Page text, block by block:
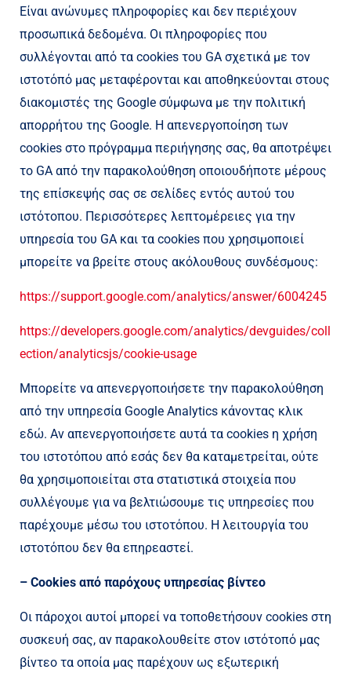
Είναι ανώνυμες πληροφορίες και δεν περιέχουν
προσωπικά δεδομένα. Οι πληροφορίες που
συλλέγονται από τα cookies του GA σχετικά με τον
ιστοτόπό μας μεταφέρονται και αποθηκεύονται στους
διακομιστές της Google σύμφωνα με την πολιτική
απορρήτου της Google. Η απενεργοποίηση των
cookies στο πρόγραμμα περιήγησης σας, θα αποτρέψει
το GA από την παρακολούθηση οποιουδήποτε μέρους
της επίσκεψής σας σε σελίδες εντός αυτού του
ιστότοπου. Περισσότερες λεπτομέρειες για την
υπηρεσία του GA και τα cookies που χρησιμοποιεί
μπορείτε να βρείτε στους ακόλουθους συνδέσμους:
https://support.google.com/analytics/answer/6004245
https://developers.google.com/analytics/devguides/coll
ection/analyticsjs/cookie-usage
Μπορείτε να απενεργοποιήσετε την παρακολούθηση
από την υπηρεσία Google Analytics κάνοντας κλικ
εδώ. Αν απενεργοποιήσετε αυτά τα cookies η χρήση
του ιστοτόπου από εσάς δεν θα καταμετρείται, ούτε
θα χρησιμοποιείται στα στατιστικά στοιχεία που
συλλέγουμε για να βελτιώσουμε τις υπηρεσίες που
παρέχουμε μέσω του ιστοτόπου. Η λειτουργία του
ιστοτόπου δεν θα επηρεαστεί.
– Cookies από παρόχους υπηρεσίας βίντεο
Οι πάροχοι αυτοί μπορεί να τοποθετήσουν cookies στη
συσκευή σας, αν παρακολουθείτε στον ιστότοπό μας
βίντεο τα οποία μας παρέχουν ως εξωτερική